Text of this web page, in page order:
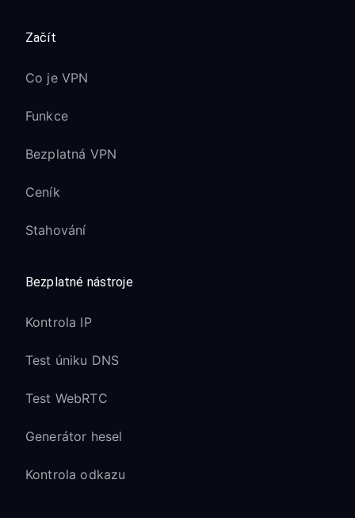
Začít
Co je VPN
Funkce
Bezplatná VPN
Ceník
Stahování
Bezplatné nástroje
Kontrola IP
Test úniku DNS
Test WebRTC
Generátor hesel
Kontrola odkazu